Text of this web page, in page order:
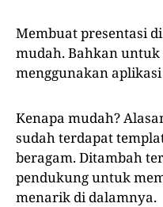
Membuat presentasi di
mudah. Bahkan
menggunakan
Kenapa mudah?
sudah terdapat
beragam. Ditambah
pendukung untuk
menarik di dalamnya.